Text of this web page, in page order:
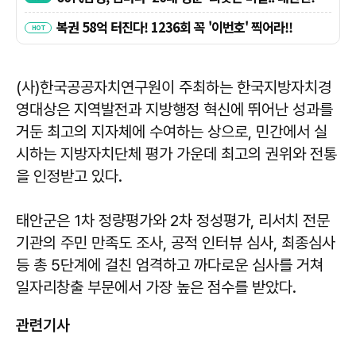
(사)한국공공자치연구원이 주최하는 한국지방자치경
영대상은 지역발전과 지방행정 혁신에 뛰어난 성과를
거둔 최고의 지자체에 수여하는 상으로, 민간에서 실
시하는 지방자치단체 평가 가운데 최고의 권위와 전통
을 인정받고 있다.
태안군은 1차 정량평가와 2차 정성평가, 리서치 전문
기관의 주민 만족도 조사, 공적 인터뷰 심사, 최종심사
등 총 5단계에 걸친 엄격하고 까다로운 심사를 거쳐
일자리창출 부문에서 가장 높은 점수를 받았다.
관련기사